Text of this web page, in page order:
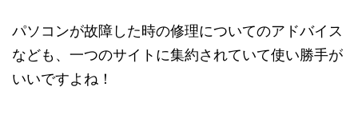
パソコンが故障した時の修理についてのアドバイス
なども、一つのサイトに集約されていて使い勝手が
いいですよね！